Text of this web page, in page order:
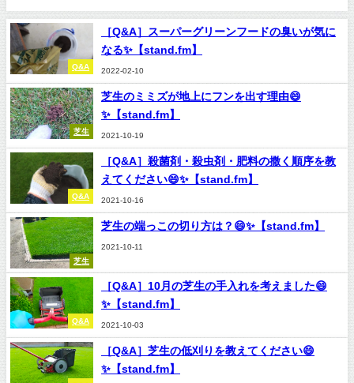
Q&A
［Q&A］スーパーグリーンフードの臭いが気に
なる✨【stand.fm】
2022-02-10
芝生
芝生のミミズが地上にフンを出す理由😄
✨【stand.fm】
2021-10-19
Q&A
［Q&A］殺菌剤・殺虫剤・肥料の撒く順序を教
えてください😄✨【stand.fm】
2021-10-16
芝生
芝生の端っこの切り方は？😄✨【stand.fm】
2021-10-11
Q&A
［Q&A］10月の芝生の手入れを考えました😄
✨【stand.fm】
2021-10-03
［Q&A］芝生の低刈りを教えてください😄
✨【stand.fm】